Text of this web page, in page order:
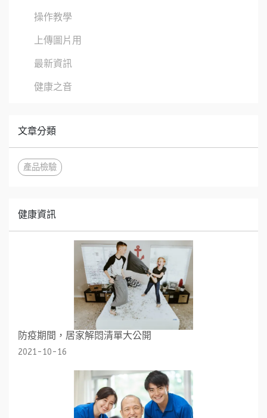
操作教學
上傳圖片用
最新資訊
健康之音
文章分類
產品檢驗
健康資訊
防疫期間，居家解悶清單大公開
2021-10-16